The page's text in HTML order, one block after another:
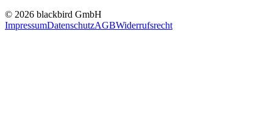
© 2026 blackbird GmbH
ImpressumDatenschutzAGBWiderrufsrecht